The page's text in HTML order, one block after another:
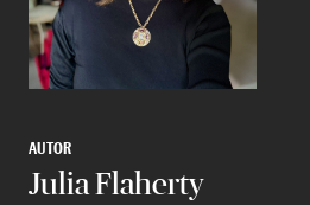
AUTOR
Julia Flaherty